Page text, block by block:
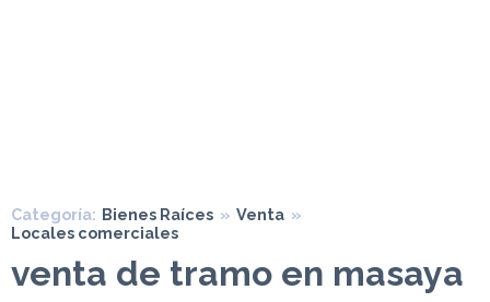
Categoría: Bienes Raíces » Venta »
Locales comerciales
venta de tramo en masaya